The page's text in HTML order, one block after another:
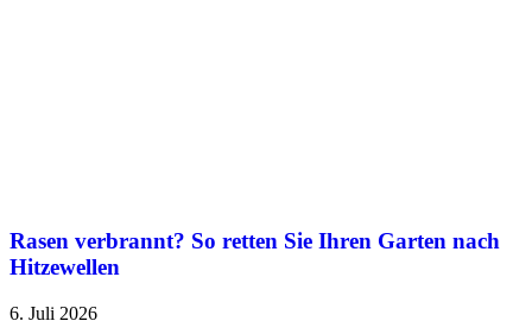
Rasen verbrannt? So retten Sie Ihren Garten nach
Hitzewellen
6. Juli 2026